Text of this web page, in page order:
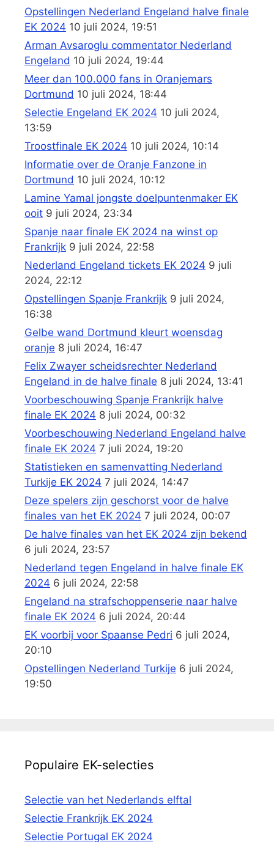
Opstellingen Nederland Engeland halve finale
EK 2024 10 juli 2024, 19:51
Arman Avsaroglu commentator Nederland
Engeland 10 juli 2024, 19:44
Meer dan 100.000 fans in Oranjemars
Dortmund 10 juli 2024, 18:44
Selectie Engeland EK 2024 10 juli 2024,
13:59
Troostfinale EK 2024 10 juli 2024, 10:14
Informatie over de Oranje Fanzone in
Dortmund 10 juli 2024, 10:12
Lamine Yamal jongste doelpuntenmaker EK
ooit 9 juli 2024, 23:34
Spanje naar finale EK 2024 na winst op
Frankrijk 9 juli 2024, 22:58
Nederland Engeland tickets EK 2024 9 juli
2024, 22:12
Opstellingen Spanje Frankrijk 9 juli 2024,
16:38
Gelbe wand Dortmund kleurt woensdag
oranje 8 juli 2024, 16:47
Felix Zwayer scheidsrechter Nederland
Engeland in de halve finale 8 juli 2024, 13:41
Voorbeschouwing Spanje Frankrijk halve
finale EK 2024 8 juli 2024, 00:32
Voorbeschouwing Nederland Engeland halve
finale EK 2024 7 juli 2024, 19:20
Statistieken en samenvatting Nederland
Turkije EK 2024 7 juli 2024, 14:47
Deze spelers zijn geschorst voor de halve
finales van het EK 2024 7 juli 2024, 00:07
De halve finales van het EK 2024 zijn bekend
6 juli 2024, 23:57
Nederland tegen Engeland in halve finale EK
2024 6 juli 2024, 22:58
Engeland na strafschoppenserie naar halve
finale EK 2024 6 juli 2024, 20:44
EK voorbij voor Spaanse Pedri 6 juli 2024,
20:10
Opstellingen Nederland Turkije 6 juli 2024,
19:50
Populaire EK-selecties
Selectie van het Nederlands elftal
Selectie Frankrijk EK 2024
Selectie Portugal EK 2024